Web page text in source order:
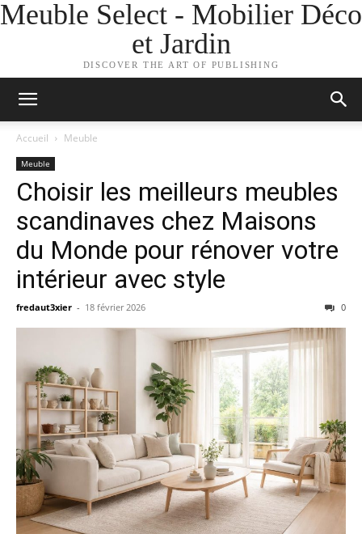
Meuble Select - Mobilier Déco
et Jardin
DISCOVER THE ART OF PUBLISHING
Accueil Meuble
Meuble
Choisir les meilleurs meubles
scandinaves chez Maisons
du Monde pour rénover votre
intérieur avec style
fredaut3xier - 18 février 2026 0